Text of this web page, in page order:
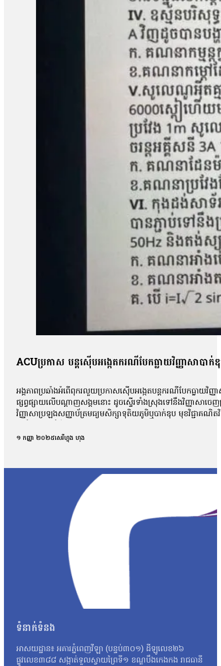
ACUប្រកាស បន្តស៊ើបអង្កេតករណីបែកធ្លាយវិញ្ញាសាបាក់
អង្គភាពប្រឆាំងអំពើពុករលួយប្រកាសស៊ើបអង្កេតបន្តករណីបែកធ្លាយវិ
ផ្សព្វផ្សាយលើបណ្ដាញសង្គមនោះ ដូចស្ទើរទាំងស្រុងទៅនឹងវិញ្ញាសាច
វិញ្ញាសាប្រឡងសញ្ញាប័ត្រមធ្យមសិក្សាទុតិយភូមិឬបាក់ឌុប មុខវិជ្ជាគណិត
ពេល នៅក្នុងគ្រុបតេឡេក្រាម ដែលបានបែកធ្លាយ។ តាមរយៈលិខិតចុះថ្
បង្ហោះព័ត៌មានដែលនិយាយថា ការបែកធ្លាយនូវវិញ្ញាសាគណិតវិទ្យា គឺជ
ក្របណ្ដាញសង្គមទាំងអស់ដើម្បីអាចប្រមូលភ័ស្តុតាងបានគ្រប់ជ្រុងជ្រ
វិញ្ញាសាដែលបានចេញប្រឡងពិតមែន ក៏ប៉ុន្តែគ្មានការបញ្ជាក់ណាមួយថ
ឃើញថា មានវិញ្ញាសាមួយចំនួនដែលបង្ហោះនៅលើបណ្ដាញសង្គមនោះគឺ
មកដល់ពេលនេះយើងនឹងព្យាយាមស្រាវជ្រាវបន្ថែមទៀត។ យើងក៏រង់
បែកធ្លាយវិញ្ញាសាប្រឡងនេះ មានលទ្ធភាពអាចកើតឡើងបានក្
កាលដែលអាចមានការបែកធ្លាយ យើងអាចគិតថា ក្នុងដំណាក់កាលនៃ
ក្រោយពេលប្រឡងតែម្ដង អ៊ីចឹងហើយបានជានៅក្នុងរបាយការណ៍យើង
របស់ អ.ប.ព.»។ ក៏ប៉ុន្តែលោក សយ ច័ន្ទវិចិត្រ អះអាងថារូបថតវិញ្ញ
វិច្ឆិកា អ្នកនាំពាក្យក្រសួងអប់រំ យុវជន និងកីឡា បានប្រាប់ថាក្រសួងអប់
នោះទេ។ អ្នកស្រីថា៖ «អ្វីដែលយើងរកឃើញបឋមហ្នឹងគឺមានន័យថា
បន្ថែមទៀតតាមរយៈធនធានដែលមាន ប៉ុន្តែរហូតមកដល់ពេលនេះមិនទ
នេះនឹងត្រូវទទួលទោសទណ្ឌទៅតាមវិធានដែលបានចែង។ ជុំវិញករណីន
ប្រឡងដែលបានខិតខំរៀនសូត្រអាចបាក់ទឹកចិត្ត។ តែយ៉ាងណា លោកសំណូ
ហើយហ្នឹង ខ្ញុំថាទោះយ៉ាងណាយើងត្រូវតែមានមទោនភាពចំពោះអ្វីដែល
ហើយបើថាឯកសារនោះមានការបែកធ្លាយមែន នោះក្រសួងគួរតែគិតថា
កម្ពុជាឯករាជ្យ អ្នកស្រី អ៊ុក ឆាយ៉ាវី ស្នើដល់ក្រសួងអប់រំ យុវជន និងកី
១ កញ្ញា ២០២៥សេរីហ្វុង ហុង
ទំនាក់ទំនង
អាសយដ្ឋាន៖ អគារភ្នំពេញវីឡា (បន្ទប់៣០១) ដីឡូលេខ២៦
ផ្លូវលេខ៣៨៨ សង្កាត់ទួលស្វាយព្រៃទី១ ខណ្ឌបឹងកេងកង រាជធានី